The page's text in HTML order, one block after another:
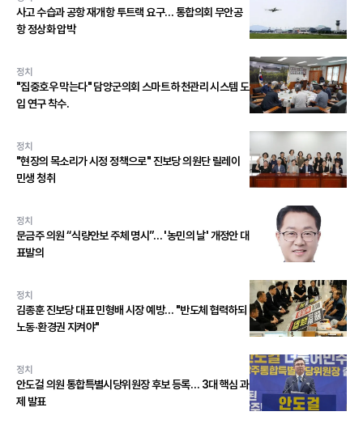
사고 수습과 공항 재개항 투트랙 요구… 통합의회 무안공
항 정상화 압박
정치
"집중호우 막는다" 담양군의회 스마트 하천관리 시스템 도
입 연구 착수.
정치
"현장의 목소리가 시정 정책으로" 진보당 의원단 릴레이
민생 청취
정치
문금주 의원 “식량안보 주체 명시”… '농민의 날' 개정안 대
표발의
정치
김종훈 진보당 대표 민형배 시장 예방… "반도체 협력하되
노동·환경권 지켜야"
정치
안도걸 의원 통합특별시당위원장 후보 등록… 3대 핵심 과
제 발표